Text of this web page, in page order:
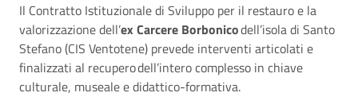
Il Contratto Istituzionale di Sviluppo per il restauro e la
valorizzazione dell’ex Carcere Borbonicodell’isola di Santo
Stefano (CIS Ventotene) prevede interventi articolati e
finalizzati al recupero dell’intero complesso in chiave
culturale, museale e didattico-formativa.